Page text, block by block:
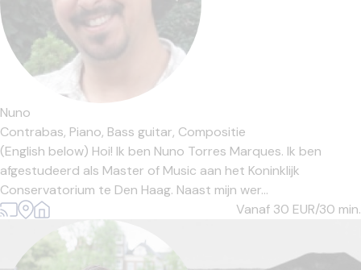
Nuno
Contrabas, Piano, Bass guitar, Compositie
(English below) Hoi! Ik ben Nuno Torres Marques. Ik ben
afgestudeerd als Master of Music aan het Koninklijk
Conservatorium te Den Haag. Naast mijn wer...
Vanaf 30 EUR/30 min.